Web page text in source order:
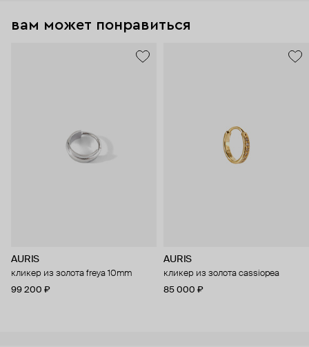
вам может понравиться
AURIS
кликер из золота freya 10mm
99 200 ₽
AURIS
кликер из золота cassiopea
85 000 ₽